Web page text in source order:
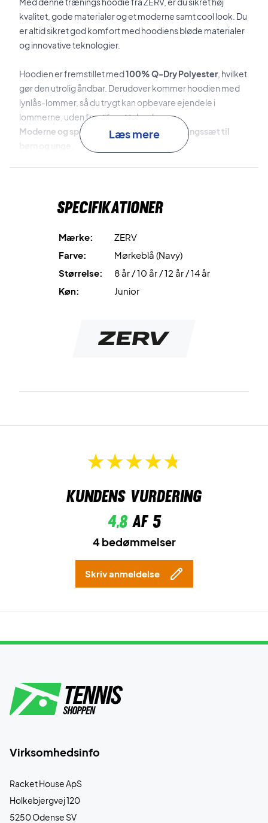
kvalitet, gode materialer og et moderne samt cool look. Du
er altid sikret god komfort med hoodiens bløde materialer
og innovative teknologier.
Hoodien er fremstillet med100% Q-Dry Polyester , hvilket
gør den utrolig åndbar. Derudover kommer hoodien med
lynlås-lommer, så du trygt kan opbevare ejendele i
lommerne, uden frygt for at tabe dem.
Moderne og sporty hoodie fra ZERV - træningssæt til
Det er muligt at tilkøbe matchene træningsbukser, så du
anledninger.
En super fed hoodie - lavet af spillere til spillere!
Farve: Navy
Læs mere
Specifikationer
Mærke:
ZERV
Farve:
Mørkeblå (Navy)
Størrelse:
8 år / 10 år / 12 år / 14 år
Køn:
Junior
Kundens vurdering
4,8af 5
4 bedømmelser
Skriv anmeldelse
Virksomhedsinfo
Racket House ApS
Holkebjergvej 120
5250 Odense SV